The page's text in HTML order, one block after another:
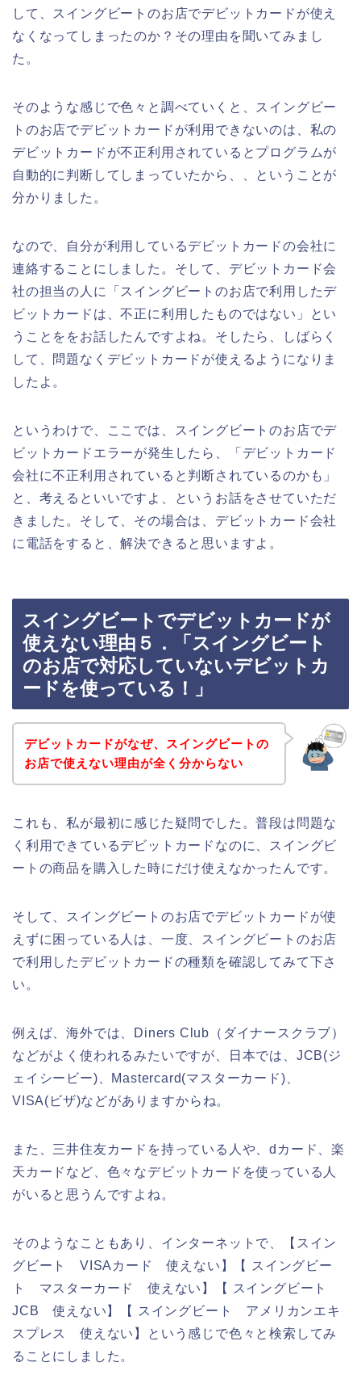
して、スイングビートのお店でデビットカードが使え
なくなってしまったのか？その理由を聞いてみまし
た。
そのような感じで色々と調べていくと、スイングビー
トのお店でデビットカードが利用できないのは、私の
デビットカードが不正利用されているとプログラムが
自動的に判断してしまっていたから、、ということが
分かりました。
なので、自分が利用しているデビットカードの会社に
連絡することにしました。そして、デビットカード会
社の担当の人に「スイングビートのお店で利用したデ
ビットカードは、不正に利用したものではない」とい
うことををお話したんですよね。そしたら、しばらく
して、問題なくデビットカードが使えるようになりま
したよ。
というわけで、ここでは、スイングビートのお店でデ
ビットカードエラーが発生したら、「デビットカード
会社に不正利用されていると判断されているのかも」
と、考えるといいですよ、というお話をさせていただ
きました。そして、その場合は、デビットカード会社
に電話をすると、解決できると思いますよ。
スイングビートでデビットカードが
使えない理由５．「スイングビート
のお店で対応していないデビットカ
ードを使っている！」
デビットカードがなぜ、スイングビートの
お店で使えない理由が全く分からない
これも、私が最初に感じた疑問でした。普段は問題な
く利用できているデビットカードなのに、スイングビ
ートの商品を購入した時にだけ使えなかったんです。
そして、スイングビートのお店でデビットカードが使
えずに困っている人は、一度、スイングビートのお店
で利用したデビットカードの種類を確認してみて下さ
い。
例えば、海外では、Diners Club（ダイナースクラブ）
などがよく使われるみたいですが、日本では、JCB(ジ
ェイシービー)、Mastercard(マスターカード)、
VISA(ビザ)などがありますからね。
また、三井住友カードを持っている人や、dカード、楽
天カードなど、色々なデビットカードを使っている人
がいると思うんですよね。
そのようなこともあり、インターネットで、【スイン
グビート VISAカード 使えない】【 スイングビー
ト マスターカード 使えない】【 スイングビート
JCB 使えない】【 スイングビート アメリカンエキ
スプレス 使えない】という感じで色々と検索してみ
ることにしました。